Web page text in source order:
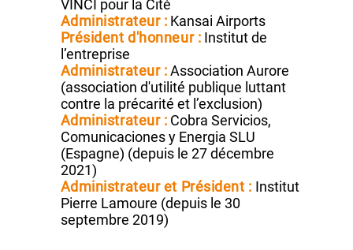
Autoroutes au Conseil d’Administration
de Cofiroute
Président :Fondation d’entreprise
VINCI pour la Cité
Administrateur :Kansai Airports
Président d'honneur :Institut de
l’entreprise
Administrateur : Association Aurore
(association d'utilité publique luttant
contre la précarité et l’exclusion)
Administrateur :
Cobra Servicios,
Comunicaciones y Energia SLU
(Espagne) (depuis le 27 décembre
2021)